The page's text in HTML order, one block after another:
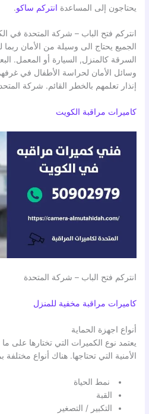
يحتاجون إلى المساعدة انتركم ساكو.
انتركم فتح الباب – شركة المتحدة في
الجميع يحتاج الى وسيلة من الأمان
السرقة كالمنزل, السيارة أو المعمل.
وسائل الأمان لحراسة الأطفال في
إنذار تعلمهم بالخطر القائم. شركة
كاميرات مراقبة الكويت
انتركم فتح الباب – شركة المتحدة
كاميرات مراقبة مخفية للمنزل
أنواع اجهزة الحماية
يعتمد نوع الكميرات التي تختارها على ما
الأمنية التي تحتاجها. هناك أنواع
نمط الحياة
القبة
التكبير / التصغير